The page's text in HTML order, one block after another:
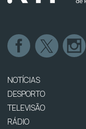
NOTÍCIAS
DESPORTO
TELEVISÃO
RÁDIO